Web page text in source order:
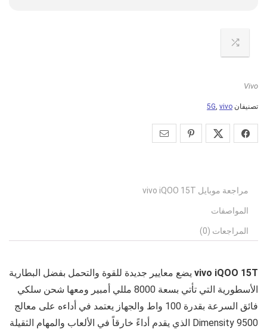
Vivo
تصنيفان 5G, vivo
مراجعة موبايل vivo iQOO 15T
المواصفات
المراجعات (0)
vivo iQOO 15T يضع معايير جديدة للقوة والتحمل بفضل البطارية
الأسطورية التي تأتي بسعة 8000 مللي أمبير ومعها شحن سلكي
فائق السرعة بقدرة 100 واط والجهاز يعتمد في أداءه على معالج
Dimensity 9500 الذي يقدم أداءً خارقاً في الألعاب والمهام الثقيلة